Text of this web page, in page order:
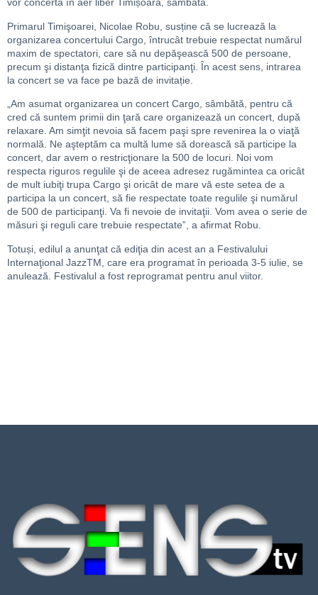
vor concerta în aer liber Timișoara, sâmbătă.
Primarul Timişoarei, Nicolae Robu, susține că se lucrează la
organizarea concertului Cargo, întrucât trebuie respectat numărul
maxim de spectatori, care să nu depăşească 500 de persoane,
precum şi distanţa fizică dintre participanţi. În acest sens, intrarea
la concert se va face pe bază de invitație.
„Am asumat organizarea un concert Cargo, sâmbătă, pentru că
cred că suntem primii din ţară care organizează un concert, după
relaxare. Am simţit nevoia să facem paşi spre revenirea la o viaţă
normală. Ne aşteptăm ca multă lume să dorească să participe la
concert, dar avem o restricţionare la 500 de locuri. Noi vom
respecta riguros regulile şi de aceea adresez rugămintea ca oricât
de mult iubiţi trupa Cargo şi oricât de mare vă este setea de a
participa la un concert, să fie respectate toate regulile şi numărul
de 500 de participanţi. Va fi nevoie de invitaţii. Vom avea o serie de
măsuri şi reguli care trebuie respectate”, a afirmat Robu.
Totuși, edilul a anunţat că ediţia din acest an a Festivalului
Internaţional JazzTM, care era programat în perioada 3-5 iulie, se
anulează. Festivalul a fost reprogramat pentru anul viitor.